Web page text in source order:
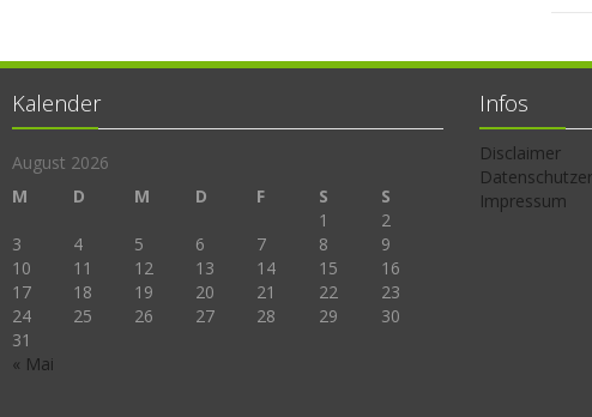
Kalender
August 2026
M
D M D F S
S
1
2
3
4 5 6 7 8
9
10
11 12 13 14 15
16
17
18 19 20 21 22
23
24
25 26 27 28 29
30
31
« Mai
Infos
Disclaimer
Impressum